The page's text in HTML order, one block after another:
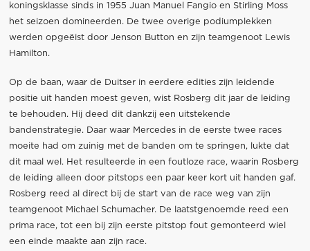
koningsklasse sinds in 1955 Juan Manuel Fangio en Stirling Moss
het seizoen domineerden. De twee overige podiumplekken
werden opgeëist door Jenson Button en zijn teamgenoot Lewis
Hamilton.
Op de baan, waar de Duitser in eerdere edities zijn leidende
positie uit handen moest geven, wist Rosberg dit jaar de leiding
te behouden. Hij deed dit dankzij een uitstekende
bandenstrategie. Daar waar Mercedes in de eerste twee races
moeite had om zuinig met de banden om te springen, lukte dat
dit maal wel. Het resulteerde in een foutloze race, waarin Rosberg
de leiding alleen door pitstops een paar keer kort uit handen gaf.
Rosberg reed al direct bij de start van de race weg van zijn
teamgenoot Michael Schumacher. De laatstgenoemde reed een
prima race, tot een bij zijn eerste pitstop fout gemonteerd wiel
een einde maakte aan zijn race.